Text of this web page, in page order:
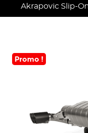
Akrapovic Slip-
Promo !